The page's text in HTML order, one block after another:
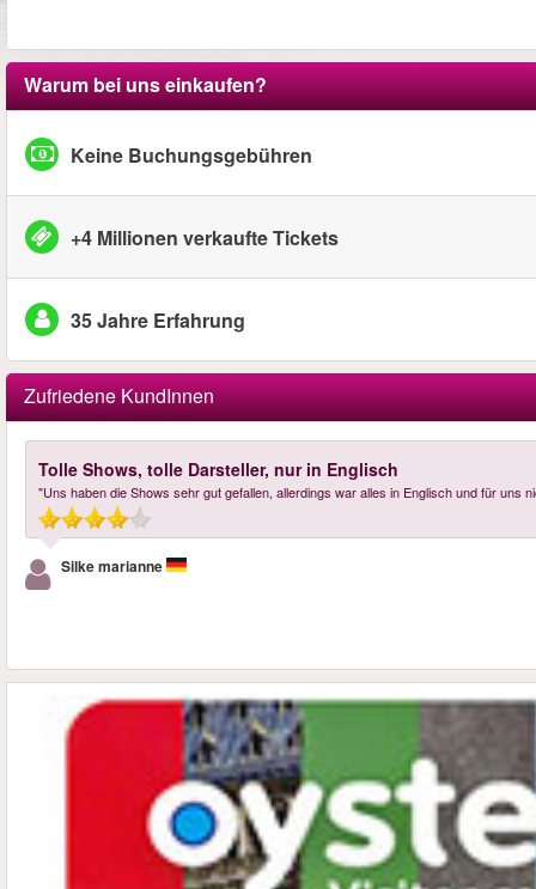
Warum bei uns einkaufen?
Keine Buchungsgebühren
+4 Millionen verkaufte Tickets
35 Jahre Erfahrung
Zufriedene KundInnen
Tolle Shows, tolle Darsteller, nur in Englisch
"Uns haben die Shows sehr gut gefallen, allerdings war alles in Englisch und für uns
Silke marianne